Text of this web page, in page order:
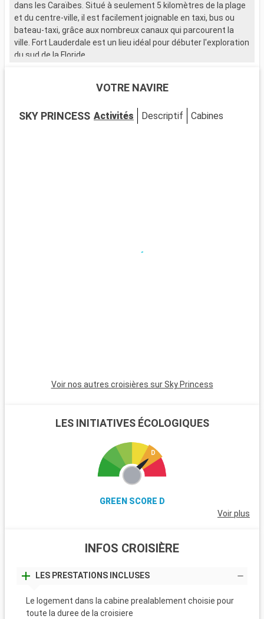
dans les Caraïbes. Situé à seulement 5 kilomètres de la plage
et du centre-ville, il est facilement joignable en taxi, bus ou
bateau-taxi, grâce aux nombreux canaux qui parcourent la
ville. Fort Lauderdale est un lieu idéal pour débuter l'exploration
du sud de la Floride.
Fort Lauderdale est réputée pour ses plages de sable et ses
galeries d'art et restaurants, offre une expérience de
compris les fameux alligators. Miami, à seulement 45
VOTRE NAVIRE
SKY PRINCESS Activités Descriptif Cabines
Voir nos autres croisières sur Sky Princess
LES INITIATIVES ÉCOLOGIQUES
GREEN SCORE D
Voir plus
INFOS CROISIÈRE
LES PRESTATIONS INCLUSES
Le logement dans la cabine prealablement choisie pour
toute la duree de la croisiere